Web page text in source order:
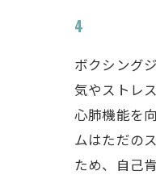
4
ボクシング
気やストレ
心肺機能を
ムはただの
ため、自己